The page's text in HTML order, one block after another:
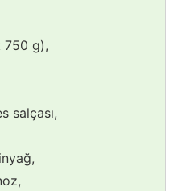
750 g),
salçası,